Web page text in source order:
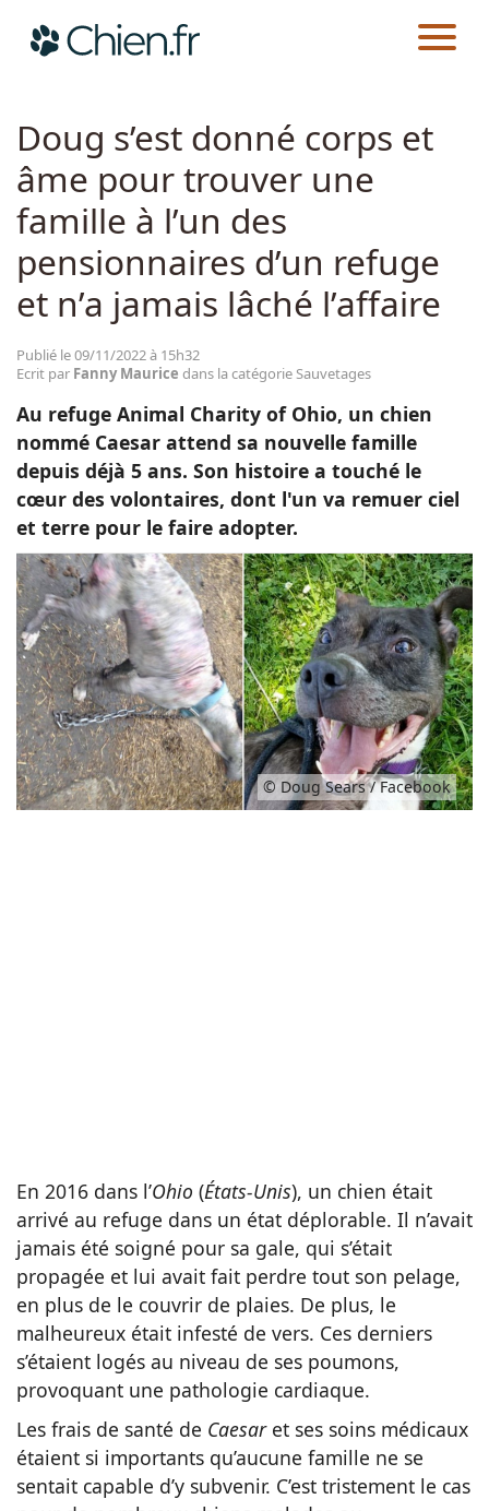
Races
Guides
CHIEN.FR ACTUALITÉS
Doug s’est donné corps et
âme pour trouver une
famille à l’un des
pensionnaires d’un refuge
et n’a jamais lâché l’affaire
Publié le 09/11/2022 à 15h32
Ecrit par Fanny Maurice dans la catégorie Sauvetages
Au refuge Animal Charity of Ohio, un chien
nommé Caesar attend sa nouvelle famille
depuis déjà 5 ans. Son histoire a touché le
cœur des volontaires, dont l'un va remuer ciel
et terre pour le faire adopter.
© Doug Sears / Facebook
En 2016 dans l’Ohio (États-Unis), un chien était
arrivé au refuge dans un état déplorable. Il n’avait
jamais été soigné pour sa gale, qui s’était
propagée et lui avait fait perdre tout son pelage,
en plus de le couvrir de plaies. De plus, le
malheureux était infesté de vers. Ces derniers
s’étaient logés au niveau de ses poumons,
provoquant une pathologie cardiaque.
Les frais de santé de Caesar et ses soins médicaux
étaient si importants qu’aucune famille ne se
sentait capable d’y subvenir. C’est tristement le cas